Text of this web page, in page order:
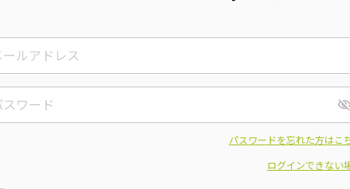
パスワードを忘れた方はこ
ログインできない